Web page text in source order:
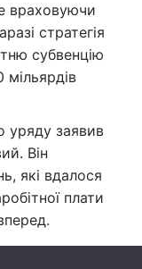
враховуючи
стратегія
субвенцію
мільярдів
уряду заявив
Він
які вдалося
плати